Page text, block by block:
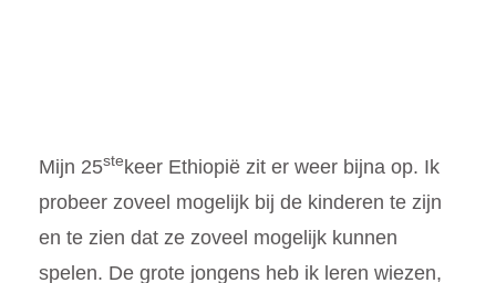
Mijn 25ste keer Ethiopië zit er weer bijna op. Ik
probeer zoveel mogelijk bij de kinderen te zijn
en te zien dat ze zoveel mogelijk kunnen
spelen. De grote jongens heb ik leren wiezen,